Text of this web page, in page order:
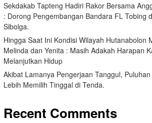
Sekdakab Tapteng Hadiri Rakor Bersama
: Dorong Pengembangan Bandara FL Tobing
Sibolga.
Hingga Saat Ini Kondisi Wilayah Hutanabolon
Melinda dan Yenita : Masih Adakah Harapan
Melanjutkan Hidup
Akibat Lamanya Pengerjaan Tanggul,
Lebih Memilih Tinggal di Tenda.
Recent Comments